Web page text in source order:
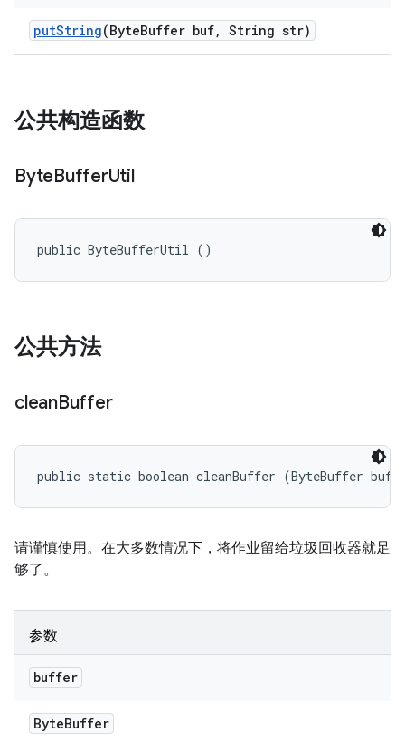
putString(ByteBuffer buf, String str)
公共构造函数
ByteBufferUtil
public ByteBufferUtil ()
公共方法
cleanBuffer
public static boolean cleanBuffer (ByteBuffer
请谨慎使用。在大多数情况下，将作业留给垃圾回收器就足
够了。
参数
buffer
ByteBuffer